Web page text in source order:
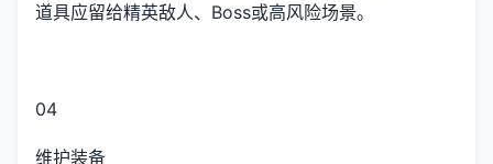
道具应留给精英敌人、Boss或高风险场景。
04
维护装备